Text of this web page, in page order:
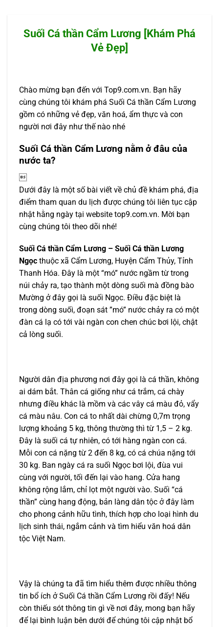
Suối Cá thần Cẩm Lương [Khám Phá
Vẻ Đẹp]
Chào mừng bạn đến với Top9.com.vn. Bạn hãy
cùng chúng tôi khám phá Suối Cá thần Cẩm Lương
gồm có những vẻ đẹp, văn hoá, ẩm thực và con
người nơi đây như thế nào nhé
Suối Cá thần Cẩm Lương nằm ở đâu của
nước ta?

Dưới đây là một số bài viết về chủ đề khám phá, địa
điểm tham quan du lịch được chúng tôi liên tục cập
nhật hằng ngày tại website top9.com.vn. Mời bạn
cùng chúng tôi theo dõi nhé!
Suối Cá thần Cẩm Lương – Suối Cá thần Lương
Ngọc thuộc xã Cẩm Lương, Huyện Cẩm Thủy, Tỉnh
Thanh Hóa. Đây là một “mó” nước ngầm từ trong
núi chảy ra, tạo thành một dòng suối mà đồng bào
Mường ở đây gọi là suối Ngọc. Điều đặc biệt là
trong dòng suối, đoạn sát ”mó” nước chảy ra có một
đàn cá lạ có tới vài ngàn con chen chúc bơi lội, chật
cả lòng suối.
Người dân địa phương nơi đây gọi là cá thần, không
ai dám bắt. Thân cá giống như cá trắm, cá chày
nhưng điều khác là mồm và các vây cá màu đỏ, vẩy
cá màu nâu. Con cá to nhất dài chừng 0,7m trọng
lượng khoảng 5 kg, thông thường thì từ 1,5 – 2 kg.
Ðây là suối cá tự nhiên, có tới hàng ngàn con cá.
Mỗi con cá nặng từ 2 đến 8 kg, có cá chúa nặng tới
30 kg. Ban ngày cá ra suối Ngọc bơi lội, đùa vui
cùng với người, tối đến lại vào hang. Cửa hang
không rộng lắm, chỉ lọt một người vào. Suối “cá
thần” cùng hang động, bản làng dân tộc ở đây làm
cho phong cảnh hữu tình, thích hợp cho loại hình du
lịch sinh thái, ngắm cảnh và tìm hiểu văn hoá dân
tộc Việt Nam.
Vậy là chúng ta đã tìm hiểu thêm được nhiều thông
tin bổ ích ở Suối Cá thần Cẩm Lương rồi đấy! Nếu
còn thiếu sót thông tin gì về nơi đây, mong bạn hãy
để lại bình luận bên dưới để chúng tôi cập nhật bổ